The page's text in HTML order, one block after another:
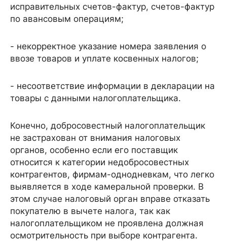
исправительных счетов-фактур, счетов-фактур
по авансовым операциям;
- некорректное указание номера заявления о
ввозе товаров и уплате косвенных налогов;
- несоответствие информации в декларации на
товары с данными налогоплательщика.
Конечно, добросовестный налогоплательщик
не застрахован от внимания налоговых
органов, особенно если его поставщик
относится к категории недобросовестных
контрагентов, фирмам-однодневкам, что легко
выявляется в ходе камеральной проверки. В
этом случае налоговый орган вправе отказать
покупателю в вычете налога, так как
налогоплательщиком не проявлена должная
осмотрительность при выборе контрагента.